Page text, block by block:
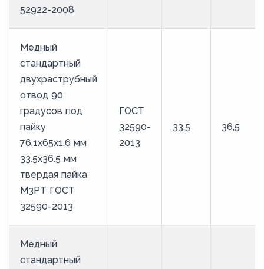
52922-2008
Медный
стандартный
двухраструбный
отвод 90
градусов под
пайку
76.1х65х1.6 мм
33.5х36.5 мм
твердая пайка
М3РТ ГОСТ
32590-2013
ГОСТ
32590-
2013
33,5 36,5
Медный
стандартный